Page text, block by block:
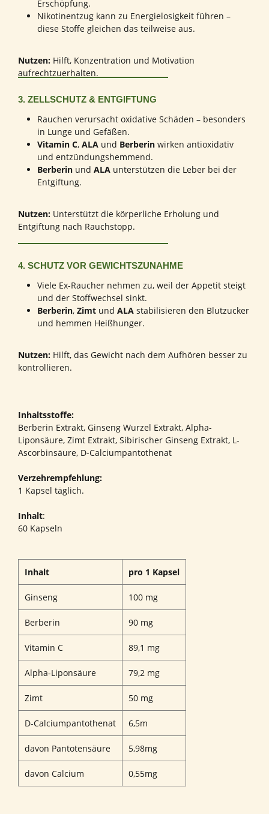
Erschöpfung.
Nikotinentzug kann zu Energielosigkeit führen –
diese Stoffe gleichen das teilweise aus.
Nutzen: Hilft, Konzentration und Motivation
aufrechtzuerhalten.
3. ZELLSCHUTZ & ENTGIFTUNG
Rauchen verursacht oxidative Schäden – besonders
in Lunge und Gefäßen.
Vitamin C, ALA und Berberin wirken antioxidativ
und entzündungshemmend.
Berberin und ALA unterstützen die Leber bei der
Entgiftung.
Nutzen: Unterstützt die körperliche Erholung und
Entgiftung nach Rauchstopp.
4. SCHUTZ VOR GEWICHTSZUNAHME
Viele Ex-Raucher nehmen zu, weil der Appetit steigt
und der Stoffwechsel sinkt.
Berberin, Zimt und ALA stabilisieren den Blutzucker
und hemmen Heißhunger.
Nutzen: Hilft, das Gewicht nach dem Aufhören besser zu
kontrollieren.
Inhaltsstoffe:
Berberin Extrakt, Ginseng Wurzel Extrakt, Alpha-
Liponsäure, Zimt Extrakt, Sibirischer Ginseng Extrakt, L-
Ascorbinsäure, D-Calciumpantothenat
Verzehrempfehlung:
1 Kapsel täglich.
Inhalt:
60 Kapseln
Inhalt pro 1 Kapsel
Ginseng 100 mg
Berberin 90 mg
Vitamin C 89,1 mg
Alpha-Liponsäure 79,2 mg
Zimt 50 mg
D-Calciumpantothenat 6,5m
davon Pantotensäure 5,98mg
davon Calcium 0,55mg